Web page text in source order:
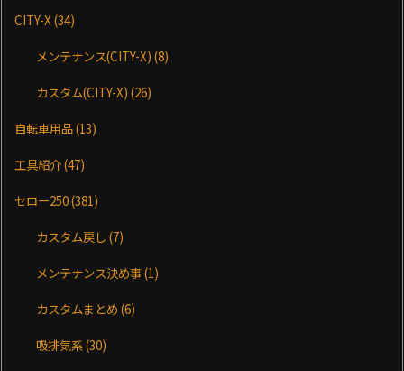
CITY-X(34)
メンテナンス(CITY-X)(8)
カスタム(CITY-X)(26)
自転車用品(13)
工具紹介(47)
セロー250(381)
カスタム戻し(7)
メンテナンス決め事(1)
カスタムまとめ(6)
吸排気系(30)